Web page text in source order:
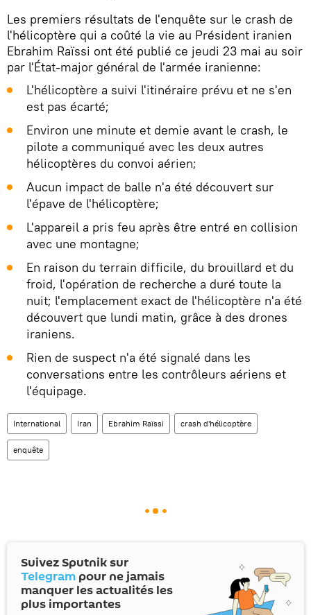
Les premiers résultats de l'enquête sur le crash de
l'hélicoptère qui a coûté la vie au Président iranien
Ebrahim Raïssi ont été publié ce jeudi 23 mai au soir
par l'État-major général de l'armée iranienne:
L'hélicoptère a suivi l'itinéraire prévu et ne s'en
est pas écarté;
Environ une minute et demie avant le crash, le
pilote a communiqué avec les deux autres
hélicoptères du convoi aérien;
Aucun impact de balle n'a été découvert sur
l'épave de l'hélicoptère;
L'appareil a pris feu après être entré en collision
avec une montagne;
En raison du terrain difficile, du brouillard et du
froid, l'opération de recherche a duré toute la
nuit; l'emplacement exact de l'hélicoptère n'a été
découvert que lundi matin, grâce à des drones
iraniens.
Rien de suspect n'a été signalé dans les
conversations entre les contrôleurs aériens et
l'équipage.
International Iran Ebrahim Raïssi crash d'hélicoptère
enquête
Suivez Sputnik sur
Telegram pour ne jamais
manquer les actualités les
plus importantes